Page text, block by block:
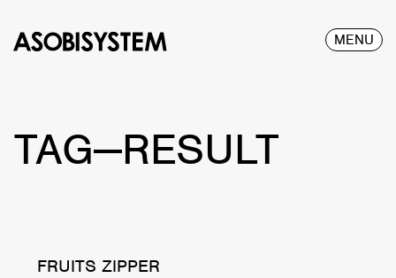
MENU
TAG—RESULT
FRUITS ZIPPER